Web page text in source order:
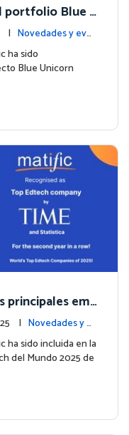
portfolio Blue
una nueva et
| Novedades y eve
ha sido
Blue Unicorn
principales em
TIME en 2025
| Novedades y e
ha sido incluida en la
del Mundo 2025 de